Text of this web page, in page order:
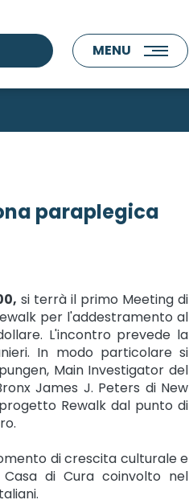
MENU
paraplegica
si terrà il primo Meeting di
per l'addestramento al
L'incontro prevede la
In modo particolare si
Main Investigator del
James J. Peters di New
Rewalk dal punto di
di crescita culturale e
di Cura coinvolto nel